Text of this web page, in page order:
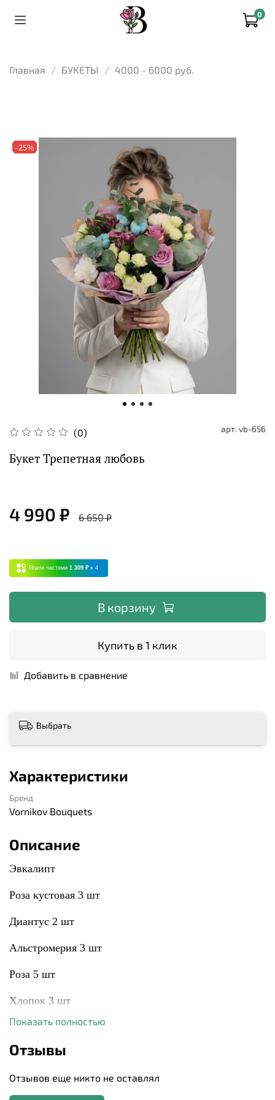
0
Главная БУКЕТЫ 4000 - 6000 руб.
-25%
(0) арт. vb-656
Букет Трепетная любовь
4 990 ₽ 6 650 ₽
Плати частями 1 309 ₽ x 4
В корзину
Купить в 1 клик
Добавить в сравнение
Выбрать
Характеристики
Бренд
Vornikov Bouquets
Описание
Эвкалипт
Роза кустовая 3 шт
Диантус 2 шт
Альстромерия 3 шт
Роза 5 шт
Хлопок 3 шт
Писташ
Упаковка дизайнерская
К сожалению, мы не всегда можем гарантировать абсолютную
идентичность букета, ведь каждый цветок уникален и может
Показать полностью
Отзывы
Отзывов еще никто не оставлял